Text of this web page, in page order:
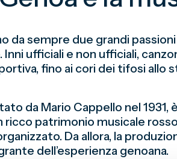
da sempre due grandi
ufficiali e non ufficiali,
fino ai cori dei tifosi allo
da Mario Cappello nel
ricco patrimonio musicale
Da allora, la
dell’esperienza genoana.